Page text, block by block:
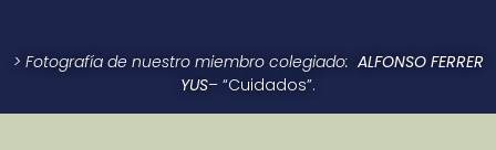
> Fotografía de nuestro miembro colegiado: ALFONSO FERRER
YUS– “Cuidados”.